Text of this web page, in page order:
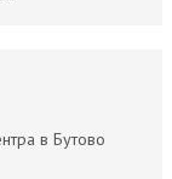
в Бутово